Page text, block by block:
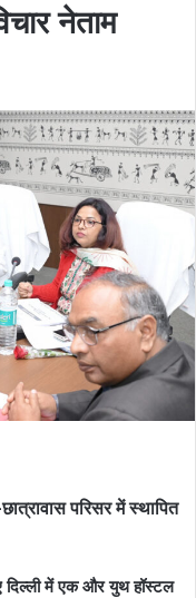
नेताम
परिसर में स्थापित
दिल्ली में एक और युथ हॉस्टल